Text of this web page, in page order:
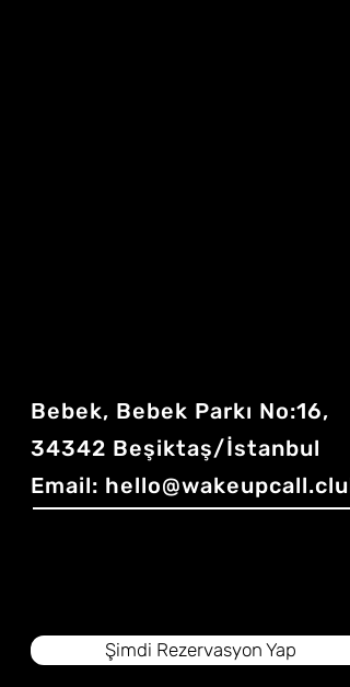
Bebek, Bebek Parkı No:16,
34342 Beşiktaş/İstanbul
Email:
Şimdi Rezervasyon Yap